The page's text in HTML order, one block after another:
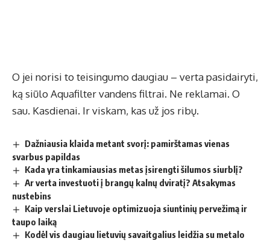
O jei norisi to teisingumo daugiau – verta pasidairyti,
ką siūlo Aquafilter vandens filtrai. Ne reklamai. O
sau. Kasdienai. Ir viskam, kas už jos ribų.
Dažniausia klaida metant svorį: pamirštamas vienas
svarbus papildas
Kada yra tinkamiausias metas įsirengti šilumos siurblį?
Ar verta investuoti į brangų kalnų dviratį? Atsakymas
nustebins
Kaip verslai Lietuvoje optimizuoja siuntinių pervežimą ir
taupo laiką
Kodėl vis daugiau lietuvių savaitgalius leidžia su metalo